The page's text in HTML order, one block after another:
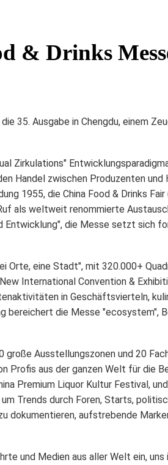
& Drinks
35. Ausgabe in Chengdu, einem
Zirkulations"
Handel zwischen Produzenten und
1955, die China Food & Drinks Fair
als weltweit renommierte
Entwicklung", die Messe setzt sich
Orte, eine Stadt", mit 320.000+
International Convention &
in Geschäftsvierteln,
bereichert die Messe "ecosystem",
große Ausstellungszonen und 20
Profis aus der ganzen Welt für die
Premium Liquor Kultur Festival, und
Trends durch Foren, Starts,
dokumentieren, aufstrebende
und Medien aus aller Welt ein,